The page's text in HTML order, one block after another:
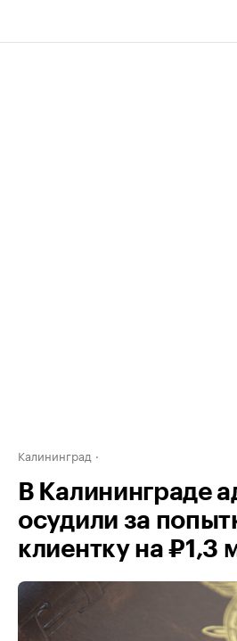
Калининград
В Калининграде
осудили за
клиентку на ₽1,3